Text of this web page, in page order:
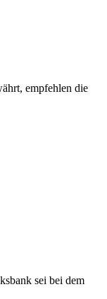
empfehlen die
sei bei dem